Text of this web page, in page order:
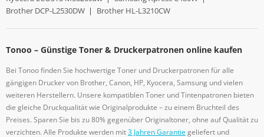
Brother DCP-L2530DW | Brother HL-L3210CW
Tonoo – Günstige Toner & Druckerpatronen online kaufen
Bei Tonoo finden Sie hochwertige Toner und Druckerpatronen für alle
gängigen Drucker von Brother, Canon, HP, Kyocera, Samsung und vielen
weiteren Herstellern. Unsere kompatiblen Toner und Tintenpatronen bieten
die gleiche Druckqualität wie Originalprodukte – zu einem Bruchteil des
Preises. Sparen Sie bis zu 80% gegenüber Originaltoner, ohne auf Qualität zu
verzichten. Alle Produkte werden mit3 Jahren Garantiegeliefert und